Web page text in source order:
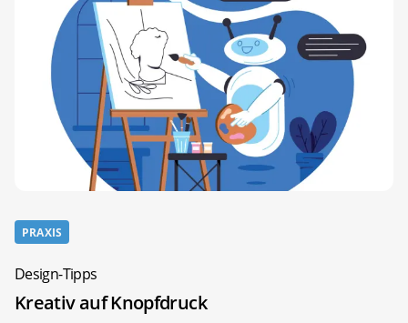
PRAXIS
Design-Tipps
Kreativ auf Knopfdruck